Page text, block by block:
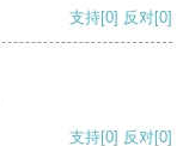
支持[0] 反对[0]
支持[0] 反对[0]